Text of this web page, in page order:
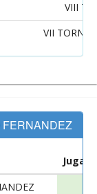
VIII
VII
FERNANDEZ